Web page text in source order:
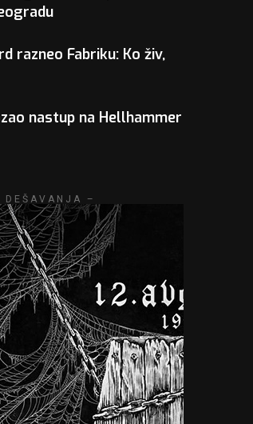
razneo Fabriku: Ko živ,
nastup na Hellhammer
DEŠAVANJA –